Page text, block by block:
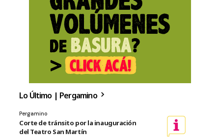
Lo Último | Pergamino
Pergamino
Corte de tránsito por la inauguración
del Teatro San Martín